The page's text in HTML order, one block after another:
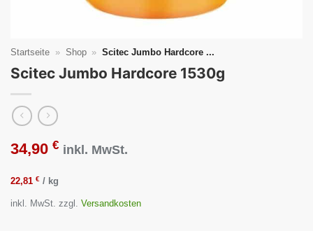
Startseite » Shop » Scitec Jumbo Hardcore ...
Scitec Jumbo Hardcore 1530g
34,90 € inkl. MwSt.
22,81 € / kg
inkl. MwSt. zzgl. Versandkosten